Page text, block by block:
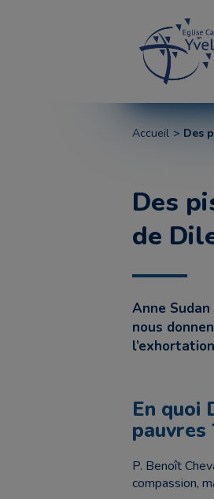
Accueil Des
Des
de
Anne
nous
En quoi
pauvres
P. Benoît
compassion,